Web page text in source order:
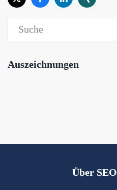
Auszeichnungen
Über